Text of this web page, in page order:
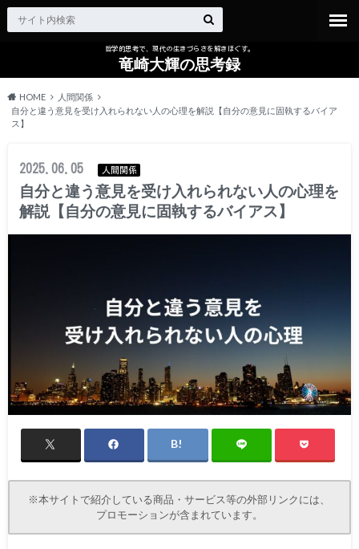
哲学的思考で、現代の生きづらさを解きほぐす。
竜崎大輝の思考録
HOME
人間関係
自分と違う意見を受け入れられない人の心理を解説【自分の意見に固執するバイア
ス】
2025.06.05 人間関係
自分と違う意見を受け入れられない人の心理を
解説【自分の意見に固執するバイアス】
※本サイトで紹介している商品・サービス等の外部リンクには、
プロモーションが含まれています。